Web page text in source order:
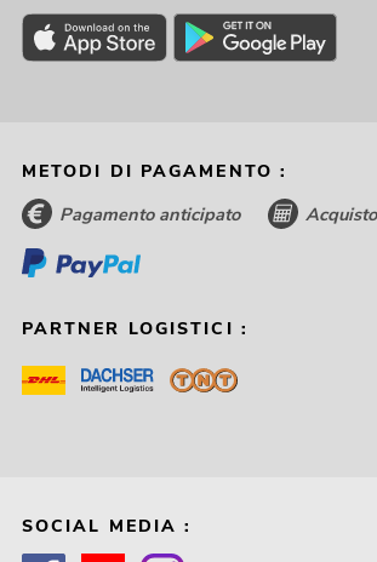
METODI DI PAGAMENTO :
Pagamento anticipato
PARTNER LOGISTICI :
SOCIAL MEDIA :